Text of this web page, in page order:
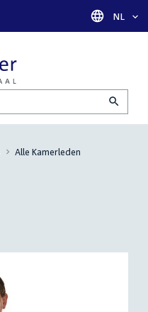
Taal
NL
Alle Kamerleden